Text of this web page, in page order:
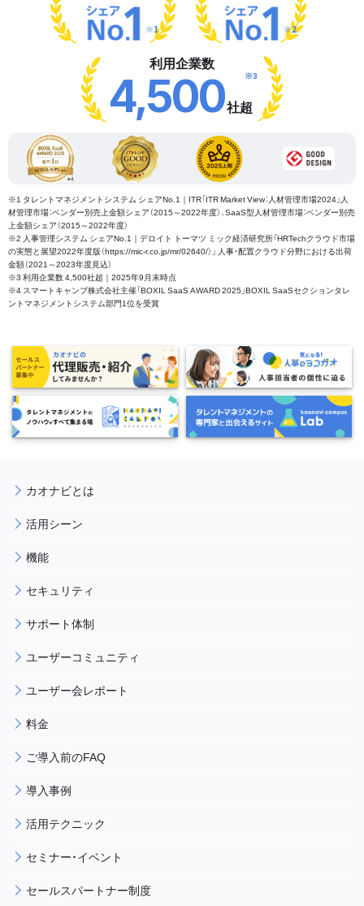
※1 ※2
利用企業数
4,500社超
※3
※1 タレントマネジメントシステム シェアNo.1｜ITR「ITR Market View：人材管理市場2024」人
材管理市場：ベンダー別売上金額シェア（2015～2022年度）、SaaS型人材管理市場：ベンダー別売
上金額シェア（2015～2022年度）
※2 人事管理システム シェアNo.1｜デロイト トーマツ ミック経済研究所「HRTechクラウド市場
の実態と展望2022年度版（https://mic-r.co.jp/mr/02640/）」 人事・配置クラウド分野における出荷
金額（2021～2023年度見込）
※3 利用企業数 4,500社超｜2025年9月末時点
※4 スマートキャンプ株式会社主催「BOXIL SaaS AWARD 2025」BOXIL SaaSセクションタレ
ントマネジメントシステム部門1位を受賞
カオナビとは
活用シーン
機能
セキュリティ
サポート体制
ユーザーコミュニティ
ユーザー会レポート
料金
ご導入前のFAQ
導入事例
活用テクニック
セミナー・イベント
セールスパートナー制度